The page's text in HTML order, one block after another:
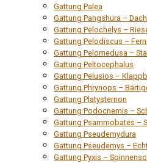
Gattung Palea
Gattung Pangshura –
Gattung Pelochelys –
Gattung Pelodiscus –
Gattung Pelomedusa –
Gattung Peltocephalus
Gattung Pelusios –
Gattung Phrynops –
Gattung Platysternon
Gattung Podocnemis –
Gattung Psammobates –
Gattung Pseudemydura
Gattung Pseudemys –
Gattung Pyxis –